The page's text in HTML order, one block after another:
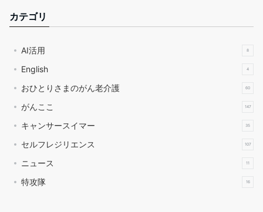
カテゴリ
AI活用 8
English 4
おひとりさまのがん老介護 60
がんここ 147
キャンサースイマー 35
セルフレジリエンス 107
ニュース 11
特攻隊 16